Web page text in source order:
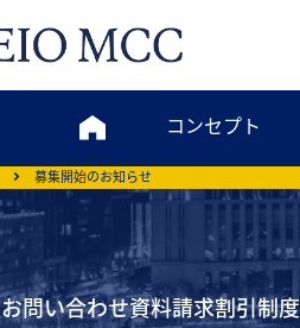
コンセプト
募集開始のお知らせ
お問い合わせ資料請求割引制度